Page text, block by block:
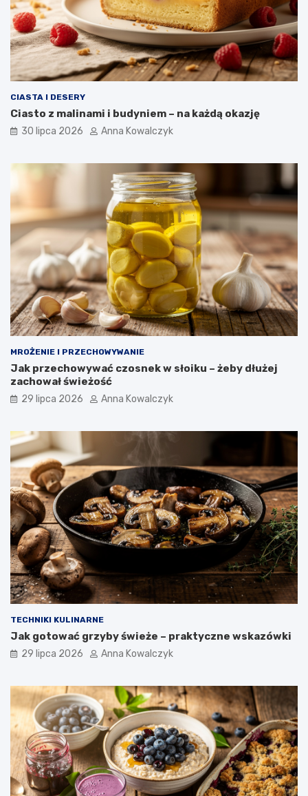
CIASTA I DESERY
Ciasto z malinami i budyniem – na każdą okazję
30 lipca 2026 Anna Kowalczyk
MROŻENIE I PRZECHOWYWANIE
Jak przechowywać czosnek w słoiku – żeby dłużej
zachował świeżość
29 lipca 2026 Anna Kowalczyk
TECHNIKI KULINARNE
Jak gotować grzyby świeże – praktyczne wskazówki
29 lipca 2026 Anna Kowalczyk